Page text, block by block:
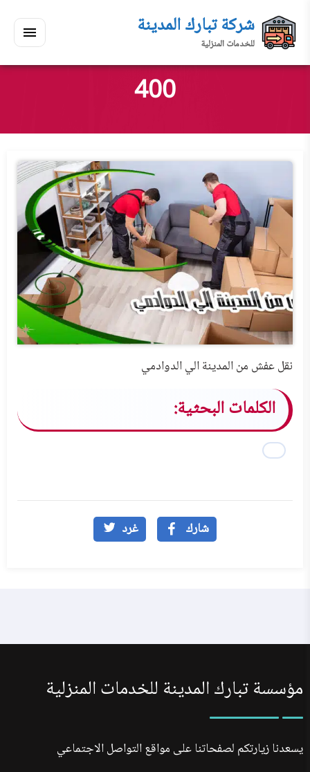
إلى
المحتوى
القائمة
شركة تبارك المدينة
للخدمات المنزلية
ابحث
في
ابحث
400
نقل عفش من المدينة الي الدوادمي
الكلمات البحثية:
شارك غرد
مؤسسة تبارك المدينة للخدمات المنزلية
يسعدنا زيارتكم لصفحاتنا على مواقع التواصل الاجتماعي